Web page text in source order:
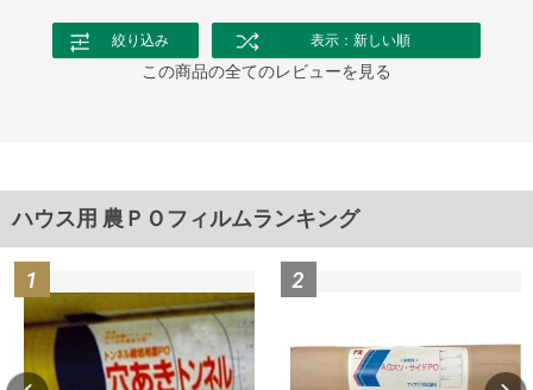
絞り込み 表示：新しい順
この商品の全てのレビューを見る
ハウス用 農ＰＯフィルムランキング